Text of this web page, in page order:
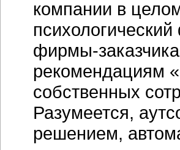
компании в
фирмы-заказчика
рекомендациям
собственных
Разумеется,
решением,